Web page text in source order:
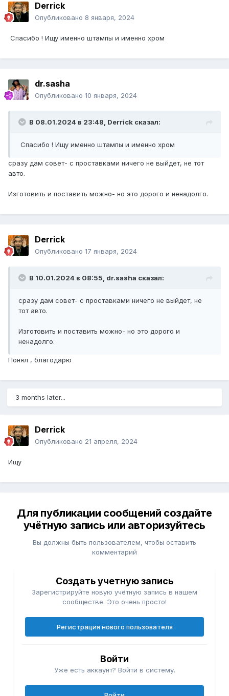
Derrick
Опубликовано 8 января, 2024
Спасибо ! Ищу именно штампы и именно хром
dr.sasha
Опубликовано 10 января, 2024
В 08.01.2024 в 23:48, Derrick сказал:
Спасибо ! Ищу именно штампы и именно хром
сразу дам совет- с проставками ничего не выйдет, не тот
авто.
Изготовить и поставить можно- но это дорого и ненадолго.
Derrick
Опубликовано 17 января, 2024
В 10.01.2024 в 08:55, dr.sasha сказал:
сразу дам совет- с проставками ничего не выйдет, не
тот авто.
Изготовить и поставить можно- но это дорого и
ненадолго.
Понял , благодарю
3 months later...
Derrick
Опубликовано 21 апреля, 2024
Ищу
Для публикации сообщений создайте
учётную запись или авторизуйтесь
Вы должны быть пользователем, чтобы оставить
комментарий
Создать учетную запись
Зарегистрируйте новую учётную запись в нашем
сообществе. Это очень просто!
Регистрация нового пользователя
Войти
Уже есть аккаунт? Войти в систему.